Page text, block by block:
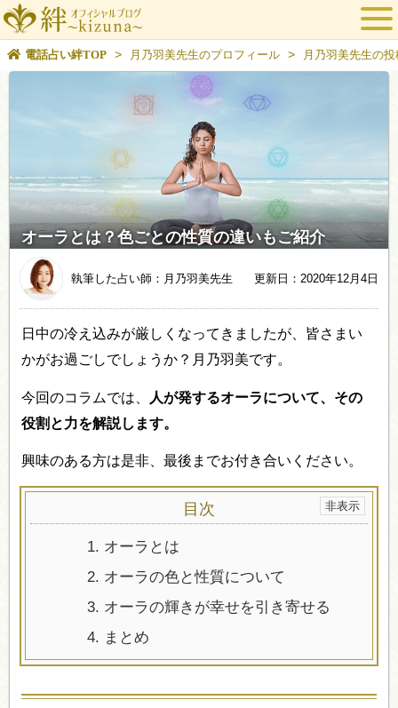
電話占い絆TOP > 月乃羽美先生のプロフィール > 月乃羽美先生の
オーラとは？色ごとの性質の違いもご紹介
執筆した占い師：月乃羽美先生 更新日：2020年12月4日
日中の冷え込みが厳しくなってきましたが、皆さまい
かがお過ごしでしょうか？月乃羽美です。
今回のコラムでは、
人が発するオーラについて、その
役割と力を解説します。
興味のある方は是非、最後までお付き合いください。
目次
1. オーラとは
2. オーラの色と性質について
3. オーラの輝きが幸せを引き寄せる
4. まとめ